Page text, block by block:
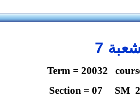
Term = 20032
Section = 07